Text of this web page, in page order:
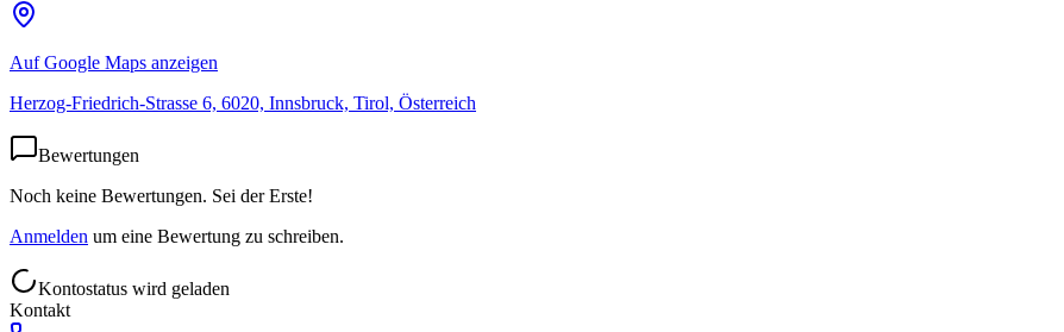
Auf Google Maps anzeigen
Herzog-Friedrich-Strasse 6, 6020, Innsbruck, Tirol, Österreich
Bewertungen
Noch keine Bewertungen. Sei der Erste!
Anmelden um eine Bewertung zu schreiben.
Kontostatus wird geladen
Kontakt